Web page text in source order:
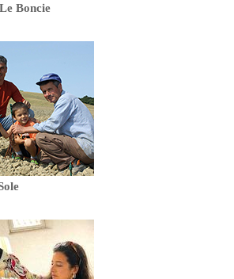
Boncie